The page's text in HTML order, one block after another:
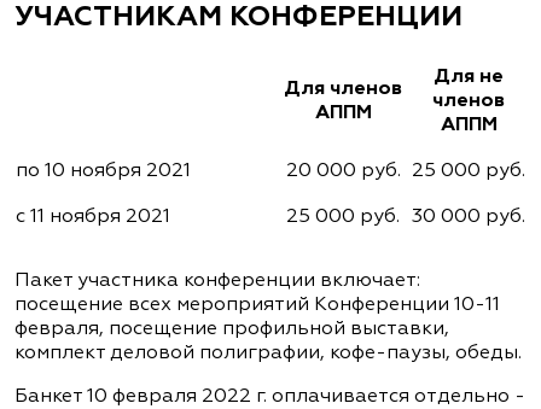
УЧАСТНИКАМ КОНФЕРЕНЦИИ
Для членов
АППМ
Для не
членов
АППМ
по 10 ноября 2021 20 000 руб. 25 000 руб.
с 11 ноября 2021 25 000 руб. 30 000 руб.
Пакет участника конференции включает:
посещение всех мероприятий Конференции 10-11
февраля, посещение профильной выставки,
комплект деловой полиграфии, кофе-паузы, обеды.
Банкет 10 февраля 2022 г. оплачивается отдельно -